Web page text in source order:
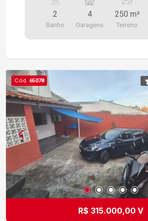
2
Banho
4
Garagens
250 m²
Terreno
Cód. 65078
R$ 315.000,00 V